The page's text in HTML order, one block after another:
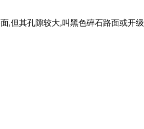
,但其孔隙较大,叫黑色碎石路面或开